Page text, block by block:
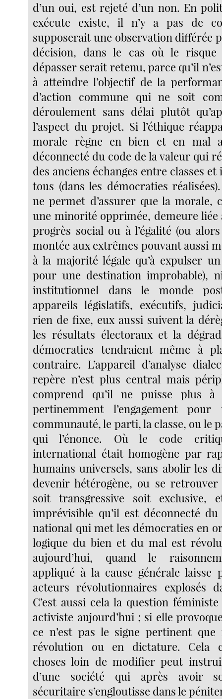
d’un oui, est rejeté d’un non. En
exécute existe, il n’y a pas de
supposerait une observation différée
décision, dans le cas où le risque
dépasser serait retenu, parce qu’il
à atteindre l’objectif de la
d’action commune qui ne soit
déroulement sans délai plutôt
l’aspect du projet. Si l’éthique
morale règne en bien et en mal
déconnecté du code de la valeur qui
des anciens échanges entre classes
tous (dans les démocraties
ne permet d’assurer que la morale,
une minorité opprimée, demeure liée
progrès social ou à l’égalité (ou
montée aux extrêmes pouvant aussi
à la majorité légale qu’à expulser
pour une destination improbable),
institutionnel dans le monde
appareils législatifs, exécutifs,
rien de fixe, eux aussi suivent la
les résultats électoraux et la
démocraties tendraient même à
contraire. L’appareil d’analyse
repère n’est plus central mais
comprend qu’il ne puisse plus
pertinemment l’engagement
communauté, le parti, la classe, ou le
qui l’énonce. Où le code
international était homogène par
humains universels, sans abolir les
devenir hétérogène, ou se
soit transgressive soit exclusive,
imprévisible qu’il est déconnecté
national qui met les démocraties en
logique du bien et du mal est
aujourd’hui, quand le
appliqué à la cause générale laisse
acteurs révolutionnaires explosés
C’est aussi cela la question
activiste aujourd’hui ; si elle
ce n’est pas le signe pertinent que
révolution ou en dictature. Cela
choses loin de modifier peut
d’une société qui après avoir
sécuritaire s’engloutisse dans le